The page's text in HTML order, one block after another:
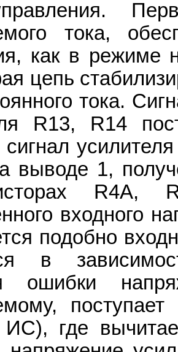
тока,
как в режиме
цепь
тока.
R13, R14
выводе 1,
R4A,
входного
подобно
в
ошибки
где